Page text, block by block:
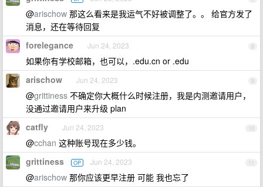
@arischow 那这么看来是我运气不好被调整了。。 给官方发了
消息，还在等待回复
8
forelegance Jun 24, 2023
如果你有学校邮箱，也可以，.edu.cn or .edu
9
arischow Jun 24, 2023
@grittiness 不确定你大概什么时候注册，我是内测邀请用户，
没通过邀请用户来升级 plan
10
catfly Jun 24, 2023
@cchan 这种账号现在多少钱。
11
grittiness OP Jun 24, 2023
@arischow 那你应该更早注册 可能 我也忘了